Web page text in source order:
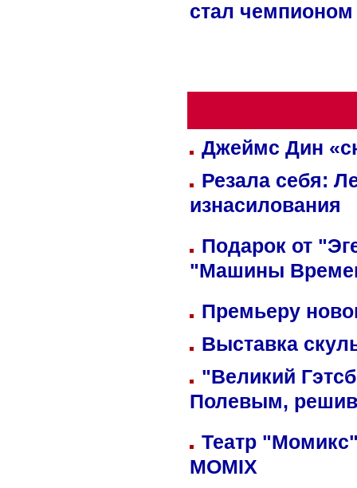
стал
Джеймс Дин
Резала себя:
изнасилования
Подарок от
"Машины
Премьеру
Выставка
"Великий
Полевым,
Театр
MOMIX